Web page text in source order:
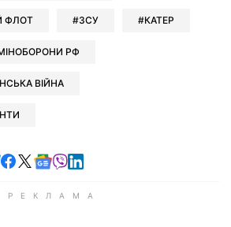
ФЛОТ ЗСУ КАТЕР
РФ
ВІЙНА
Читайте у Telegram
Читайте у Facebook
Читайте у X
Читайте у Google news
Читайте у Viber
Читайте у LinkedIn